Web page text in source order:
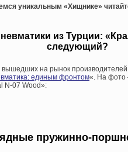
уникальным «Хищнике»
из Турции:
следующий?
вышедших на рынок
единым фронтом«. На фото
N-07 Wood»:
пружинно-